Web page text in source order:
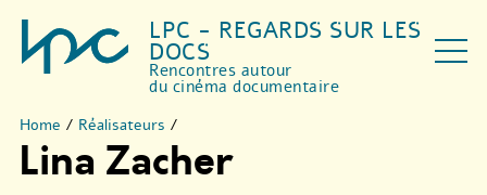
LPC - REGARDS SUR LES
DOCS
Rencontres autour
du cinéma documentaire
Home / Réalisateurs /
Lina Zacher